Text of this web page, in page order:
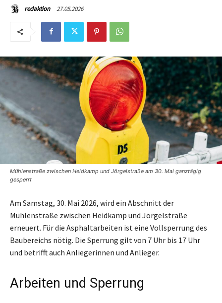
redaktion 27.05.2026
Mühlenstraße zwischen Heidkamp und Jörgelstraße am 30. Mai ganztägig
gesperrt
Am Samstag, 30. Mai 2026, wird ein Abschnitt der
Mühlenstraße zwischen Heidkamp und Jörgelstraße
erneuert. Für die Asphaltarbeiten ist eine Vollsperrung des
Baubereichs nötig. Die Sperrung gilt von 7 Uhr bis 17 Uhr
und betrifft auch Anliegerinnen und Anlieger.
Arbeiten und Sperrung